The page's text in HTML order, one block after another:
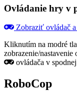
Ovládanie hry v
Zobraziť ovládač a
Kliknutím na modré
zobrazenie/
ovládača v
RoboCop